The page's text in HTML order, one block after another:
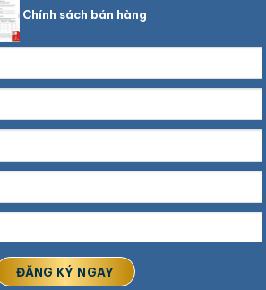
Chính sách bán hàng